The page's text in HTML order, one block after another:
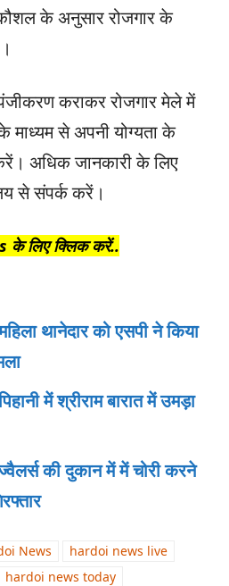
के अनुसार रोजगार के
कराकर रोजगार मेले में
माध्यम से अपनी योग्यता के
अधिक जानकारी के लिए
से संपर्क करें।
लिए क्लिक करें..
थानेदार को एसपी ने किया
में श्रीराम बारात में उमड़ा
की दुकान में में चोरी करने
News
hardoi news live
hardoi news today